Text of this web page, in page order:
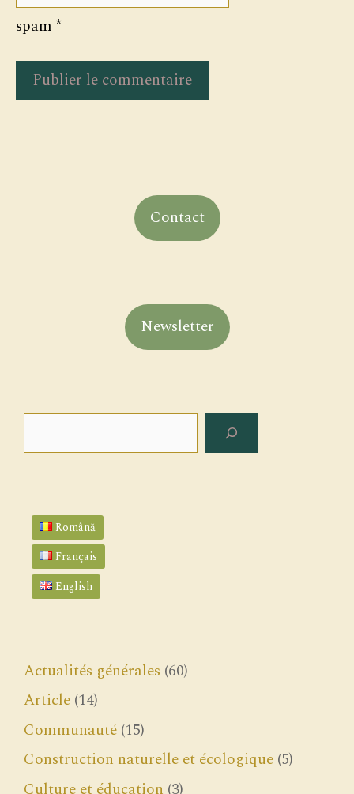
spam *
Contact
Newsletter
Română
Français
English
Actualités générales (60)
Article (14)
Communauté (15)
Construction naturelle et écologique (5)
Culture et éducation (3)